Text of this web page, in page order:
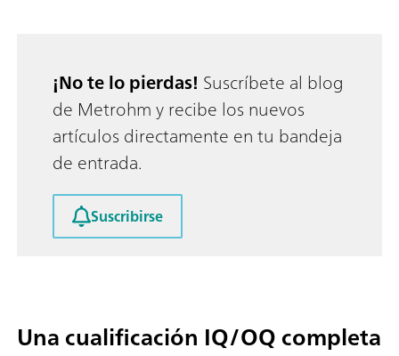
¡No te lo pierdas! Suscríbete al blog
de Metrohm y recibe los nuevos
artículos directamente en tu bandeja
de entrada.
Suscribirse
Una cualificación IQ/OQ completa